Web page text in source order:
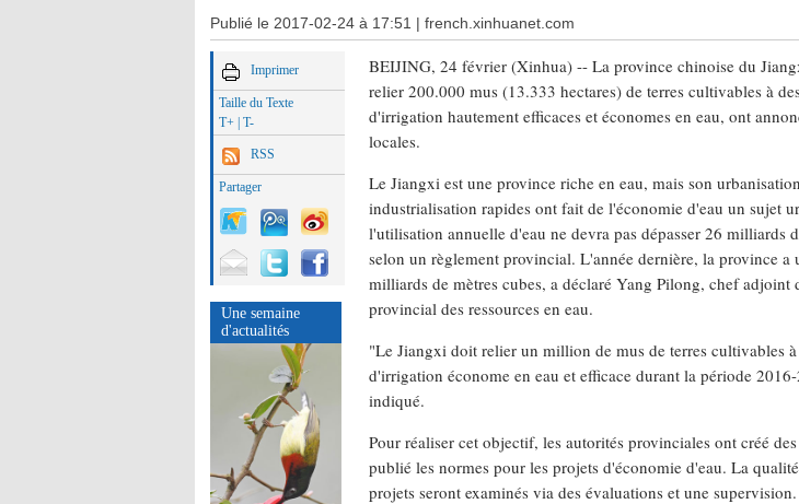
Publié le 2017-02-24 à 17:51 | french.xinhuanet.com
Imprimer
Taille du Texte
T+ T-
RSS
Partager
Une semaine
d'actualités
BEIJING, 24 février (Xinhua) -- La province chinoise du
relier 200.000 mus (13.333 hectares) de terres cultivables à
d'irrigation hautement efficaces et économes en eau, ont
locales.
Le Jiangxi est une province riche en eau, mais son
industrialisation rapides ont fait de l'économie d'eau un sujet
l'utilisation annuelle d'eau ne devra pas dépasser 26 milliards
selon un règlement provincial. L'année dernière, la province a
milliards de mètres cubes, a déclaré Yang Pilong, chef adjoint
provincial des ressources en eau.
"Le Jiangxi doit relier un million de mus de terres cultivables
d'irrigation économe en eau et efficace durant la période
indiqué.
Pour réaliser cet objectif, les autorités provinciales ont créé
publié les normes pour les projets d'économie d'eau. La
projets seront examinés via des évaluations et une supervision.